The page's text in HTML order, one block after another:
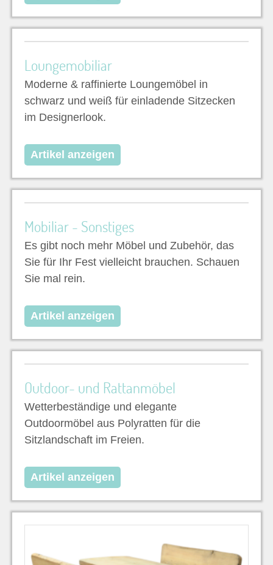
Loungemobiliar
Moderne & raffinierte Loungemöbel in
schwarz und weiß für einladende Sitzecken
im Designerlook.
Artikel anzeigen
Mobiliar - Sonstiges
Es gibt noch mehr Möbel und Zubehör, das
Sie für Ihr Fest vielleicht brauchen. Schauen
Sie mal rein.
Artikel anzeigen
Outdoor- und Rattanmöbel
Wetterbeständige und elegante
Outdoormöbel aus Polyratten für die
Sitzlandschaft im Freien.
Artikel anzeigen